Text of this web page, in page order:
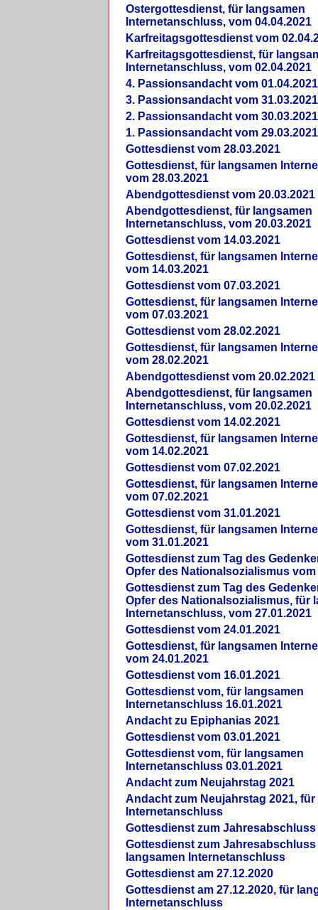
Ostergottesdienst, für langsamen
Internetanschluss, vom 04.04.2021
Karfreitagsgottesdienst vom
Karfreitagsgottesdienst, für
Internetanschluss, vom 02.04.2021
4. Passionsandacht vom 01.04.2021
3. Passionsandacht vom 31.03.2021
2. Passionsandacht vom 30.03.2021
1. Passionsandacht vom 29.03.2021
Gottesdienst vom 28.03.2021
Gottesdienst, für langsamen
vom 28.03.2021
Abendgottesdienst vom 20.03.2021
Abendgottesdienst, für langsamen
Internetanschluss, vom 20.03.2021
Gottesdienst vom 14.03.2021
Gottesdienst, für langsamen
vom 14.03.2021
Gottesdienst vom 07.03.2021
Gottesdienst, für langsamen
vom 07.03.2021
Gottesdienst vom 28.02.2021
Gottesdienst, für langsamen
vom 28.02.2021
Abendgottesdienst vom 20.02.2021
Abendgottesdienst, für langsamen
Internetanschluss, vom 20.02.2021
Gottesdienst vom 14.02.2021
Gottesdienst, für langsamen
vom 14.02.2021
Gottesdienst vom 07.02.2021
Gottesdienst, für langsamen
vom 07.02.2021
Gottesdienst vom 31.01.2021
Gottesdienst, für langsamen
vom 31.01.2021
Gottesdienst zum Tag des
Opfer des Nationalsozialismus vom
Gottesdienst zum Tag des
Opfer des Nationalsozialismus, für
Internetanschluss, vom 27.01.2021
Gottesdienst vom 24.01.2021
Gottesdienst, für langsamen
vom 24.01.2021
Gottesdienst vom 16.01.2021
Gottesdienst vom, für langsamen
Internetanschluss 16.01.2021
Andacht zu Epiphanias 2021
Gottesdienst vom 03.01.2021
Gottesdienst vom, für langsamen
Internetanschluss 03.01.2021
Andacht zum Neujahrstag 2021
Andacht zum Neujahrstag 2021,
Internetanschluss
Gottesdienst zum Jahresabschluss
Gottesdienst zum Jahresabschluss
langsamen Internetanschluss
Gottesdienst am 27.12.2020
Gottesdienst am 27.12.2020, für
Internetanschluss